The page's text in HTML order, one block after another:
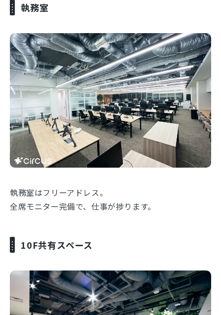
執務室
執務室はフリーアドレス。
全席モニター完備で、仕事が捗ります。
10F共有スペース